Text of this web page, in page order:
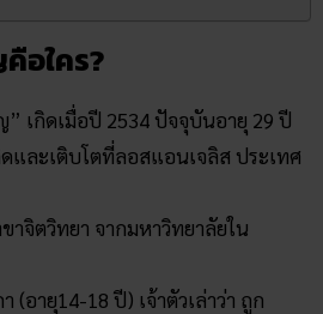
อใคร?
เกิดเมื่อปี 2534 ปัจจุบันอายุ 29 ปี
และเติบโตที่ลอสแอนเจลิส ประเทศ
าจิตวิทยา จากมหาวิทยาลัยใน
(อายุ14-18 ปี) เจ้าตัวเล่าว่า ถูก